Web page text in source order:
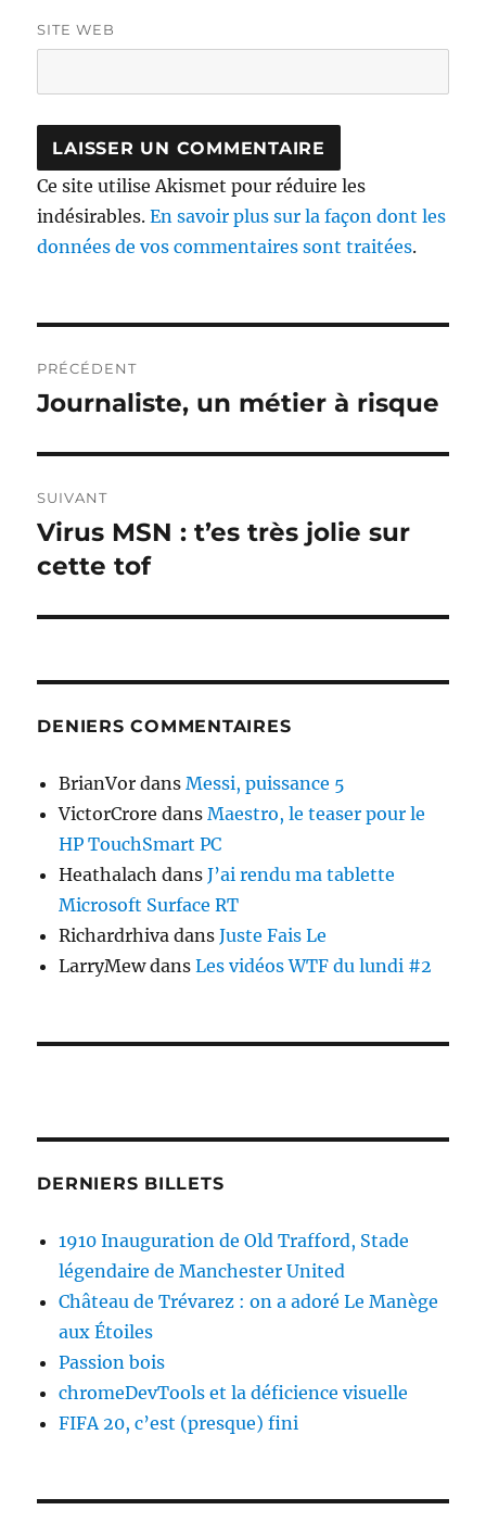
SITE WEB
Ce site utilise Akismet pour réduire les
indésirables.En savoir plus sur la façon dont les
données de vos commentaires sont traitées.
de
PRÉCÉDENT
Publication
Journaliste, un métier à risque
SUIVANT
Publication
suivante :
Virus MSN : t’es très jolie sur
cette tof
DENIERS COMMENTAIRES
BrianVor dansMessi, puissance 5
VictorCrore dansMaestro, le teaser pour le
HP TouchSmart PC
Heathalach dansJ’ai rendu ma tablette
Microsoft Surface RT
Richardrhiva dansJuste Fais Le
LarryMewdansLes vidéos WTF du lundi #2
DERNIERS BILLETS
1910 Inauguration de Old Trafford, Stade
légendaire de Manchester United
Château de Trévarez : on a adoré Le Manège
aux Étoiles
Passion bois
chromeDevTools et la déficience visuelle
FIFA 20, c’est (presque) fini